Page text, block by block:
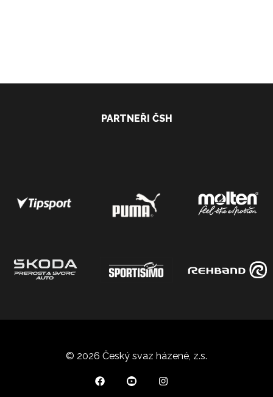
PARTNEŘI ČSH
© 2026 Český svaz házené, z.s.